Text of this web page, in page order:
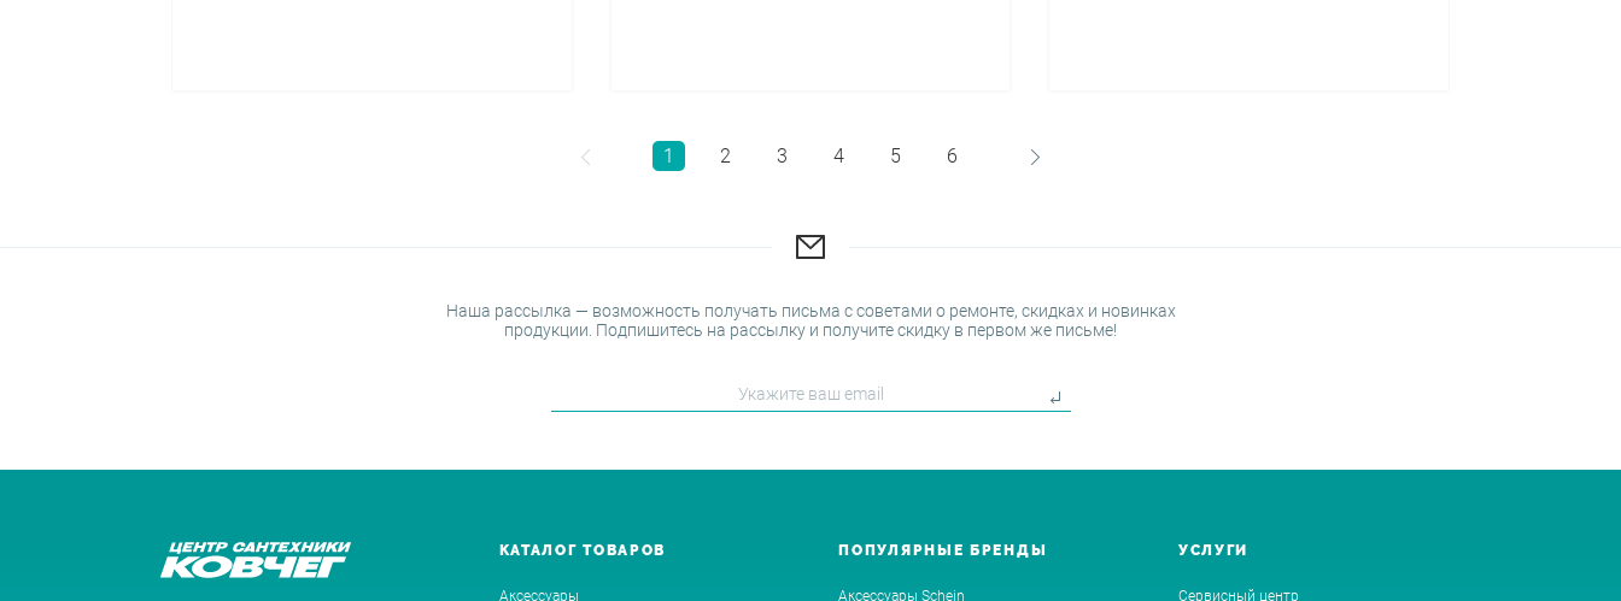
1 2 3 4 5 6
Наша рассылка — возможность получать письма с советами о ремонте, скидках и новинках
продукции. Подпишитесь на рассылку и получите скидку в первом же письме!
КАТАЛОГ ТОВАРОВ
Аксессуары
ПОПУЛЯРНЫЕ БРЕНДЫ
Аксессуары Schein
УСЛУГИ
Сервисный центр